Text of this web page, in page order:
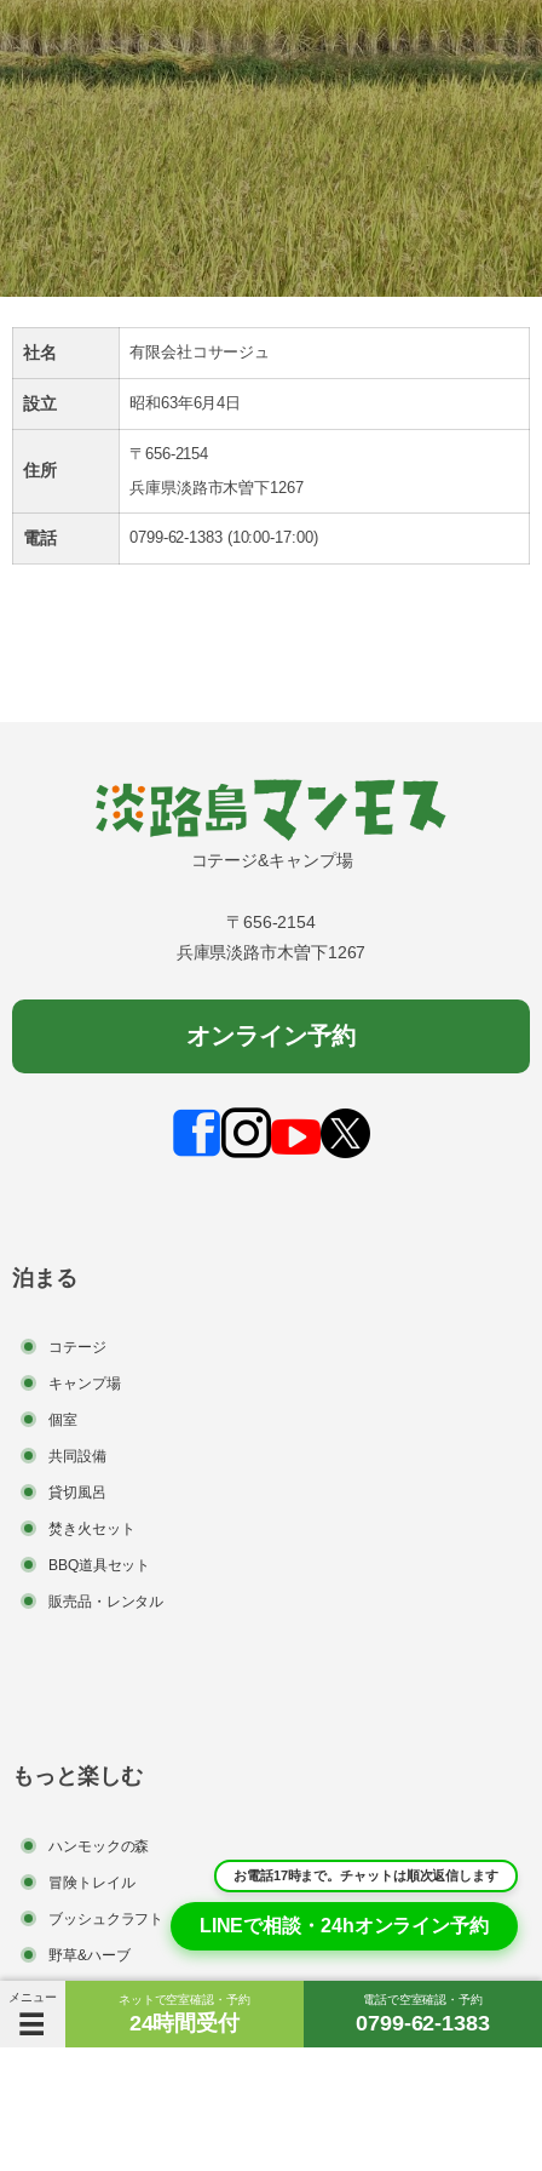
お電話17時まで。チャットは順次返信します
LINEで相談・24hオンライン予約
社名 有限会社コサージュ
設立 昭和63年6月4日
住所
〒656-2154
兵庫県淡路市木曽下1267
電話 0799-62-1383 (10:00-17:00)
コテージ&キャンプ場
〒656-2154
兵庫県淡路市木曽下1267
オンライン予約
泊まる
コテージ
キャンプ場
個室
共同設備
貸切風呂
焚き火セット
BBQ道具セット
販売品・レンタル
もっと楽しむ
ハンモックの森
冒険トレイル
ブッシュクラフト
野草&ハーブ
ハンドクラフト
草木染め体験
メニュー ネットで空室確認・予約
24時間受付
電話で空室確認・予約
0799-62-1383